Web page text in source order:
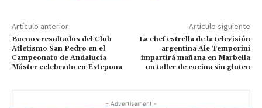
Artículo anterior
Buenos resultados del Club
Atletismo San Pedro en el
Campeonato de Andalucía
Máster celebrado en Estepona
Artículo siguiente
La chef estrella de la televisión
argentina Ale Temporini
impartirá mañana en Marbella
un taller de cocina sin gluten
- Advertisement -